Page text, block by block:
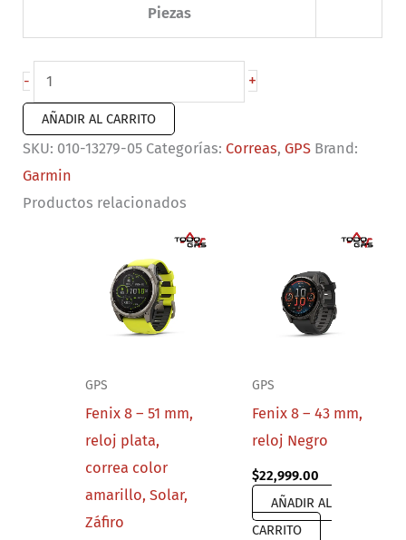
Piezas
-
Correa
de
reloj
QuickFit®
20
Silicona
+
AÑADIR AL CARRITO
SKU: 010-13279-05 Categorías: Correas, GPS Brand:
Garmin
Productos relacionados
GPS
Fenix 8 – 51 mm,
reloj plata,
correa color
amarillo, Solar,
Záfiro
GPS
Fenix 8 – 43 mm,
reloj Negro
$22,999.00
AÑADIR AL
CARRITO